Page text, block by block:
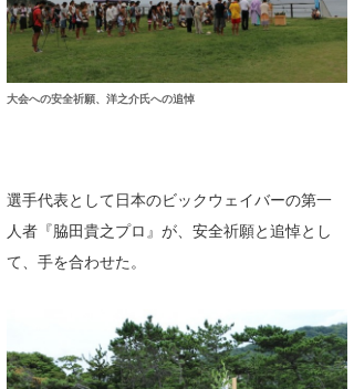
大会への安全祈願、洋之介氏への追悼
選手代表として日本のビックウェイバーの第一
人者『脇田貴之プロ』が、安全祈願と追悼とし
て、手を合わせた。